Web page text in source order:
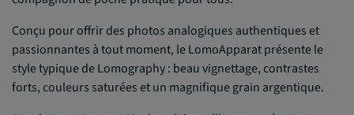
Conçu pour offrir des photos analogiques authentiques et
passionnantes à tout moment, le LomoApparat présente le
style typique de Lomography : beau vignettage, contrastes
forts, couleurs saturées et un magnifique grain argentique.